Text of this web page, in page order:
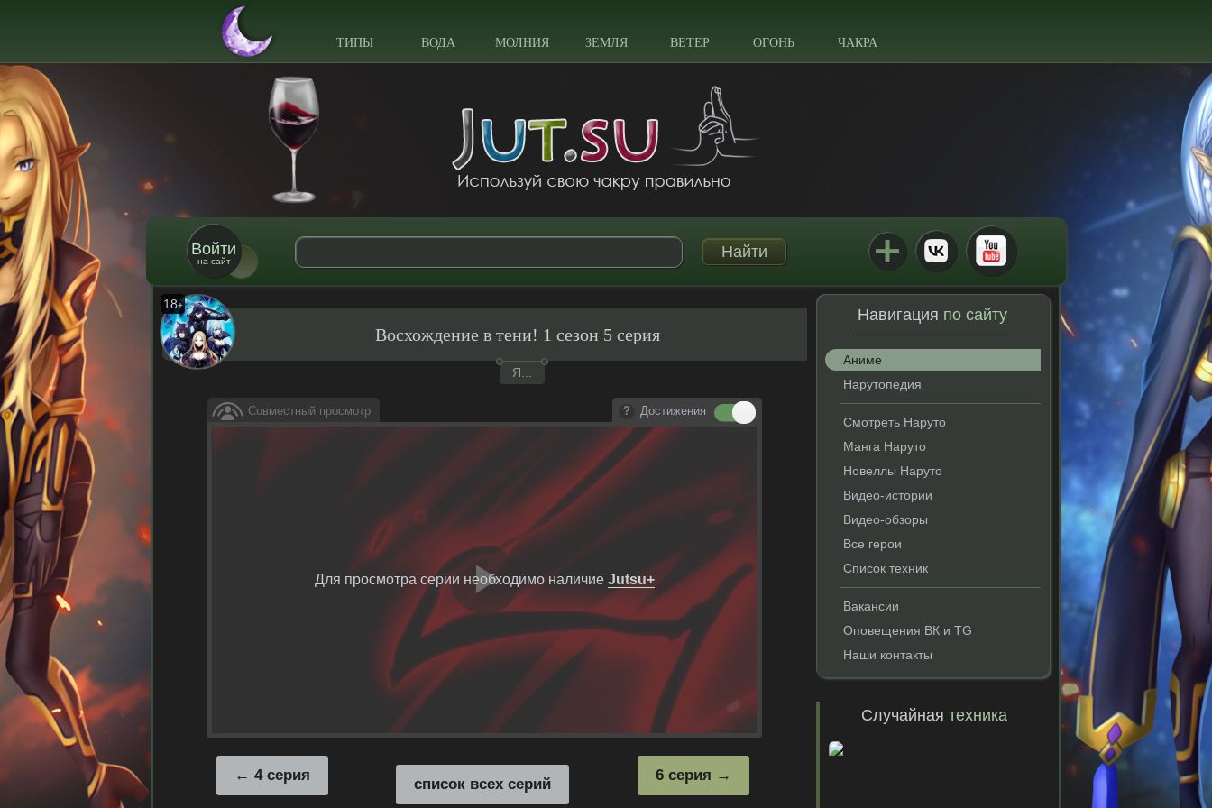
ТИПЫ ВОДА МОЛНИЯ ЗЕМЛЯ ВЕТЕР ОГОНЬ ЧАКРА
Войти
на сайт
18+
Восхождение в тени! 1 сезон 5 серия
Я...
Совместный просмотр Достижения
Для просмотра серии необходимо наличие Jutsu+
Воспроизвести
видео
6 серия
4 серия
список всех серий
Навигация по сайту
Аниме
Нарутопедия
Смотреть Наруто
Манга Наруто
Новеллы Наруто
Видео-истории
Видео-обзоры
Все герои
Список техник
Вакансии
Оповещения ВК и TG
Наши контакты
Случайнаятехника